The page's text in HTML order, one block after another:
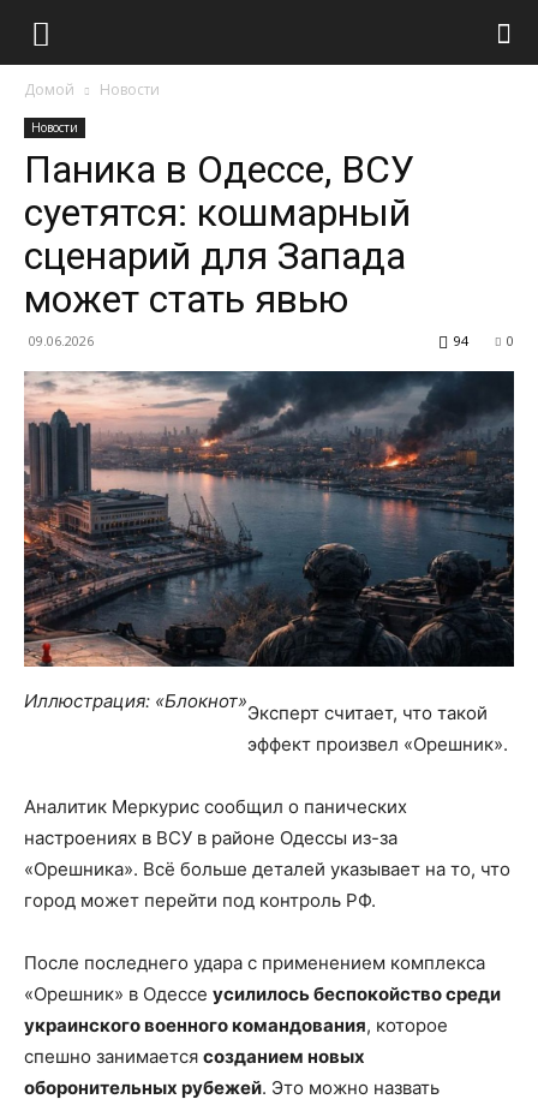
Домой Новости
Новости
Паника в Одессе, ВСУ
суетятся: кошмарный
сценарий для Запада
может стать явью
09.06.2026 0
94
Иллюстрация: «Блокнот»
Эксперт считает, что такой
эффект произвел «Орешник».
Аналитик Меркурис сообщил о панических
настроениях в ВСУ в районе Одессы из-за
«Орешника». Всё больше деталей указывает на то, что
город может перейти под контроль РФ.
После последнего удара с применением комплекса
«Орешник» в Одессе усилилось беспокойство среди
украинского военного командования, которое
спешно занимается созданием новых
оборонительных рубежей. Это можно назвать